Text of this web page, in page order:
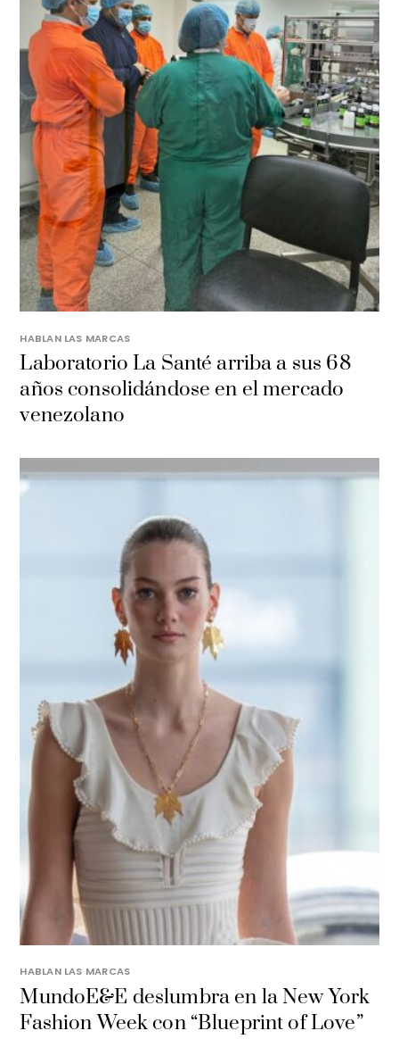
HABLAN LAS MARCAS
Laboratorio La Santé arriba a sus 68
años consolidándose en el mercado
venezolano
HABLAN LAS MARCAS
MundoE&E deslumbra en la New York
Fashion Week con “Blueprint of Love”